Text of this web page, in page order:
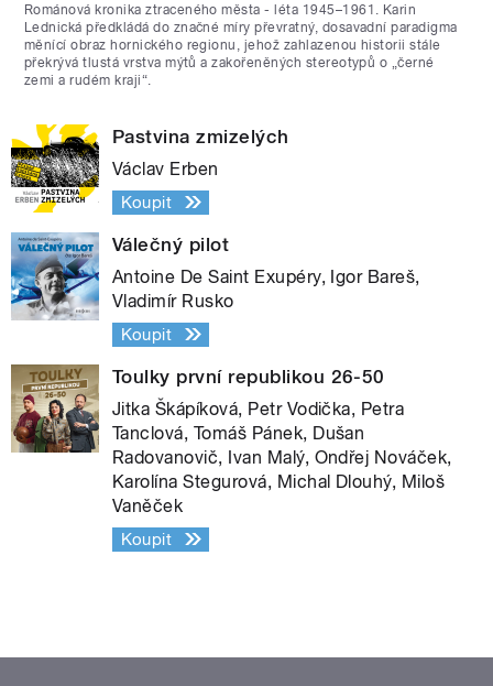
Románová kronika ztraceného města - léta 1945–1961. Karin
Lednická předkládá do značné míry převratný, dosavadní paradigma
měnící obraz hornického regionu, jehož zahlazenou historii stále
překrývá tlustá vrstva mýtů a zakořeněných stereotypů o „černé
zemi a rudém kraji“.
Pastvina zmizelých
Václav Erben
Koupit
Válečný pilot
Antoine De Saint Exupéry, Igor Bareš,
Vladimír Rusko
Koupit
Toulky první republikou 26-50
Jitka Škápíková, Petr Vodička, Petra
Tanclová, Tomáš Pánek, Dušan
Radovanovič, Ivan Malý, Ondřej Nováček,
Karolína Stegurová, Michal Dlouhý, Miloš
Vaněček
Koupit